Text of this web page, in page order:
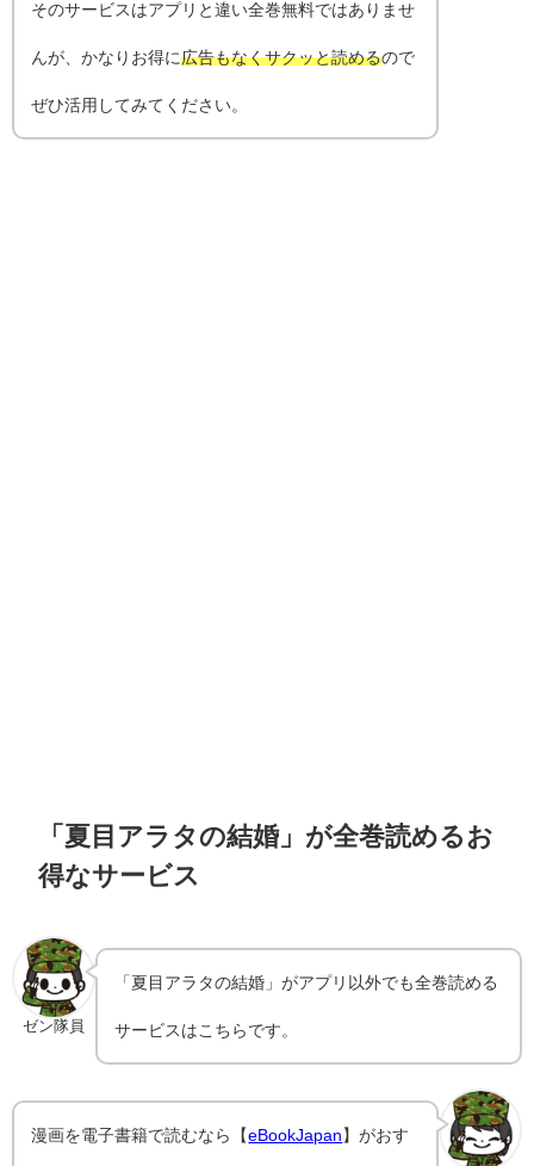
そのサービスはアプリと違い全巻無料ではありませ
んが、かなりお得に広告もなくサクッと読めるので
ぜひ活用してみてください。
「夏目アラタの結婚」が全巻読めるお
得なサービス
ゼン隊員
「夏目アラタの結婚」がアプリ以外でも全巻読める
サービスはこちらです。
漫画を電子書籍で読むなら【eBookJapan 】がおす